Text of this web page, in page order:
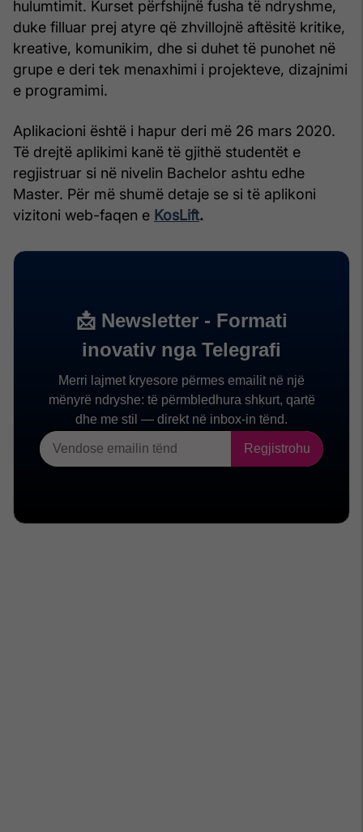
hulumtimit. Kurset përfshijnë fusha të ndryshme,
duke filluar prej atyre që zhvillojnë aftësitë kritike,
kreative, komunikim, dhe si duhet të punohet në
grupe e deri tek menaxhimi i projekteve, dizajnimi
e programimi.
Aplikacioni është i hapur deri më 26 mars 2020.
Të drejtë aplikimi kanë të gjithë studentët e
regjistruar si në nivelin Bachelor ashtu edhe
Master. Për më shumë detaje se si të aplikoni
vizitoni web-faqen e KosLift.